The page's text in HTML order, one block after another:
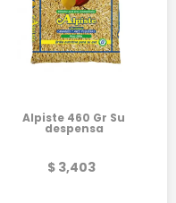
Alpiste 460 Gr Su
despensa
$ 3,403